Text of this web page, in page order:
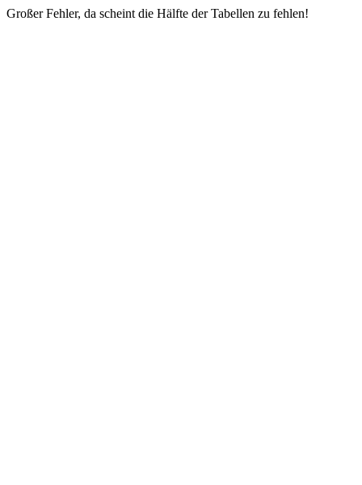
Großer Fehler, da scheint die Hälfte der Tabellen zu fehlen!